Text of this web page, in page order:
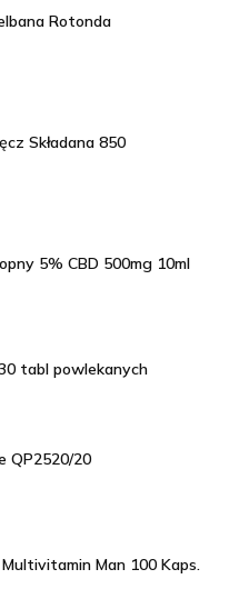
Rotonda
Składana 850
5% CBD 500mg 10ml
tabl powlekanych
QP2520/20
Man 100 Kaps.